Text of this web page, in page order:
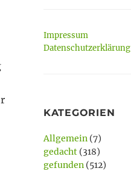
Impressum
Datenschutzerklärung
KATEGORIEN
Allgemein(7)
gedacht(318)
gefunden(512)